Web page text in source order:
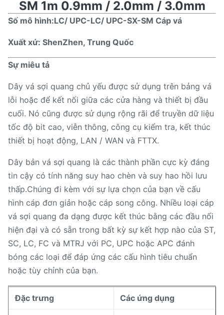
SM 1m 0.9mm / 2.0mm / 3.0mm
Số mô hình:LC/ UPC-LC/ UPC-SX-SM Cáp vá
Xuất xứ: ShenZhen, Trung Quốc
Sự miêu tả
Dây vá sợi quang chủ yếu được sử dụng trên bảng vá
lỗi hoặc để kết nối giữa các cửa hàng và thiết bị đầu
cuối. Nó cũng được sử dụng rộng rãi để truyền dữ liệu
tốc độ bit cao, viễn thông, công cụ kiểm tra, kết thúc
thiết bị hoạt động, LAN / WAN và FTTX.
Dây bản vá sợi quang là các thành phần cực kỳ đáng
tin cậy có tính năng suy hao chèn và suy hao hồi lưu
thấp.Chúng đi kèm với sự lựa chọn của bạn về cấu
hình cáp đơn giản hoặc cáp song công. Nhiều loại cáp
vá sợi quang đa dạng được kết thúc bằng các đầu nối
hiện đại và có sẵn trong bất kỳ sự kết hợp nào của ST,
SC, LC, FC và MTRJ với PC, UPC hoặc APC đánh
bóng các loại để đáp ứng các cấu hình tiêu chuẩn
hoặc tùy chỉnh của bạn.
Đặc trưng Các ứng dụng